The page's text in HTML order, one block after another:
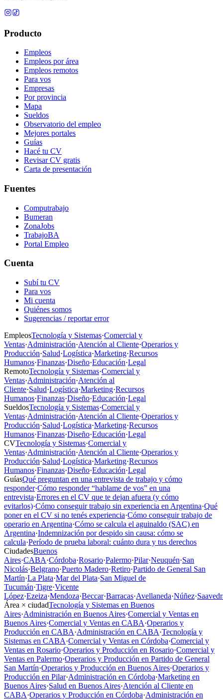
Producto
Empleos
Empleos por área
Empleos remotos
Para vos
Empresas
Por provincia
Mapa
Sueldos
Observatorio del empleo
Mejores portales
Guías
Hacé tu CV
Revisar CV gratis
Carta de presentación
Fuentes
Computrabajo
Bumeran
ZonaJobs
TrabajoBA
Portal Empleo
Cuenta
Subí tu CV
Para vos
Mi cuenta
Quiénes somos
Sugerencias / reportar error
EmpleosTecnología y Sistemas·Comercial y
Ventas·Administración·Atención al Cliente·Operarios y
Producción·Salud·Logística·Marketing·Recursos
Humanos·Finanzas·Diseño·Educación·Legal
RemotoTecnología y Sistemas·Comercial y
Ventas·Administración·Atención al
Cliente·Salud·Logística·Marketing·Recursos
Humanos·Finanzas·Diseño·Educación·Legal
SueldosTecnología y Sistemas·Comercial y
Ventas·Administración·Atención al Cliente·Operarios y
Producción·Salud·Logística·Marketing·Recursos
Humanos·Finanzas·Diseño·Educación·Legal
CVTecnología y Sistemas·Comercial y
Ventas·Administración·Atención al Cliente·Operarios y
Producción·Salud·Logística·Marketing·Recursos
Humanos·Finanzas·Diseño·Educación·Legal
GuíasQué preguntan en una entrevista de trabajo y cómo
responder·Cómo responder “hablame de vos” en una
entrevista·Errores en el CV que te dejan afuera (y cómo
evitarlos)·Cómo conseguir trabajo sin experiencia en Argentina·Qué
poner en el CV si no tenés experiencia·Cómo conseguir trabajo de
operario en Argentina·Cómo se calcula el aguinaldo (SAC) en
Argentina·Indemnización por despido sin causa: cómo se
calcula·Período de prueba laboral: cuánto dura y tus derechos
CiudadesBuenos
Aires·CABA·Córdoba·Rosario·Palermo·Pilar·Neuquén·San
Nicolás·Belgrano·Puerto Madero·Retiro·Partido de General San
Martín·La Plata·Mar del Plata·San Miguel de
Tucumán·Tigre·Vicente
López·Ezeiza·Mendoza·Beccar·Barracas·Avellaneda·Núñez·
Área × ciudadTecnología y Sistemas en Buenos
Aires·Administración en Buenos Aires·Comercial y Ventas en
Buenos Aires·Comercial y Ventas en CABA·Operarios y
Producción en CABA·Administración en CABA·Tecnología y
Sistemas en CABA·Comercial y Ventas en Córdoba·Comercial y
Ventas en Rosario·Operarios y Producción en Rosario·Comercial y
Ventas en Palermo·Operarios y Producción en Partido de General
San Martín·Operarios y Producción en Buenos Aires·Operarios y
Producción en Pilar·Administración en Córdoba·Marketing en
Buenos Aires·Salud en Buenos Aires·Atención al Cliente en
CABA·Operarios y Producción en Córdoba·Administración en